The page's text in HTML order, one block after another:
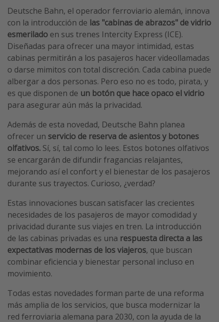
Hoteles más hot de España
Guía de equipaje de mano
Parques de atracciones
Viaja con musicales
El Rey León el musical
Harry Potter en Londres y otros destinos
Eventos deportivos
Deutsche Bahn, el operador ferroviario alemán, innova
con la introducción de las "cabinas de abrazos" de vidrio
esmerilado en sus trenes Intercity Express (ICE).
Diseñadas para ofrecer una mayor intimidad, estas
cabinas permitirán a los pasajeros hacer videollamadas
o darse mimitos con total discreción. Cada cabina puede
albergar a dos personas. Pero eso no es todo, pirata, y
es que disponen de un botón que hace opaco el vidrio
para asegurar aún más la privacidad.
Además de esta novedad, Deutsche Bahn planea
ofrecer un servicio de reserva de asientos y botones
olfativos. Sí, sí, tal como lo lees. Estos botones olfativos
se encargarán de difundir fragancias relajantes,
mejorando así el confort y el bienestar de los pasajeros
durante sus trayectos. Curioso, ¿verdad?
Estas innovaciones buscan satisfacer las crecientes
necesidades de los pasajeros de mayor comodidad y
privacidad durante sus viajes en tren. La introducción
de las cabinas privadas es una respuesta directa a las
expectativas modernas de los viajeros, que buscan
combinar eficiencia y bienestar personal incluso en
movimiento.
Todas estas novedades forman parte de una reforma
más amplia de los servicios, que busca modernizar la
red ferroviaria alemana para 2030, con la ayuda de la